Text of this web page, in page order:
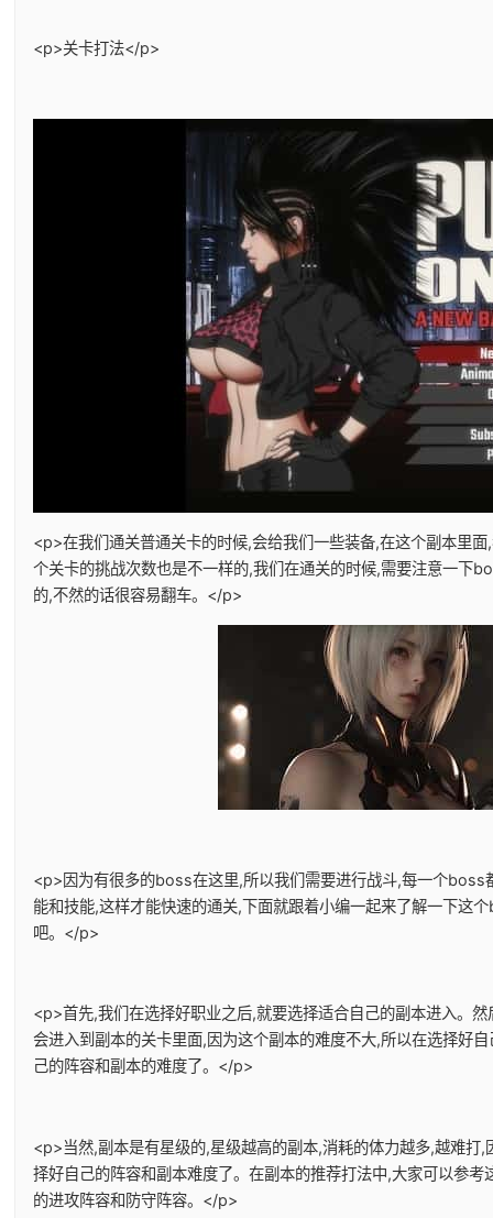
<p>关卡打法</p>
<p>在我们通关普通关卡的时候,会给我们一些装备,在这个副本里
个关卡的挑战次数也是不一样的,我们在通关的时候,需要注意一下
的,不然的话很容易翻车。</p>
<p>因为有很多的boss在这里,所以我们需要进行战斗,每一个boss
能和技能,这样才能快速的通关,下面就跟着小编一起来了解一下这
吧。</p>
<p>首先,我们在选择好职业之后,就要选择适合自己的副本进入。
会进入到副本的关卡里面,因为这个副本的难度不大,所以在选择好
己的阵容和副本的难度了。</p>
<p>当然,副本是有星级的,星级越高的副本,消耗的体力越多,越难打,
择好自己的阵容和副本难度了。在副本的推荐打法中,大家可以参考
的进攻阵容和防守阵容。</p>